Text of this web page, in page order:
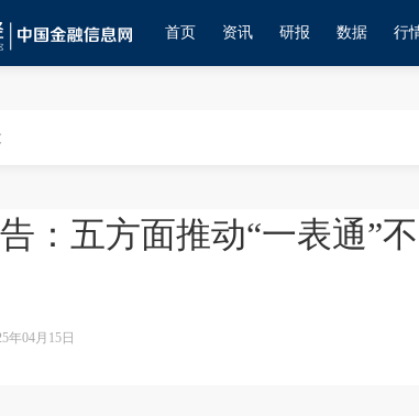
首页 资讯 研报 数据 行
：五方面推动“一表通”
年04月15日